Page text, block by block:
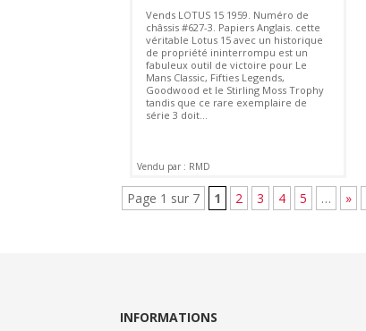
Vends LOTUS 15 1959. Numéro de
châssis #627-3. Papiers Anglais. cette
véritable Lotus 15 avec un historique
de propriété ininterrompu est un
fabuleux outil de victoire pour Le
Mans Classic, Fifties Legends,
Goodwood et le Stirling Moss Trophy
tandis que ce rare exemplaire de
série 3 doit...
Vendu par : RMD
Page 1 sur 7 1 2 3 4 5 … »
INFORMATIONS